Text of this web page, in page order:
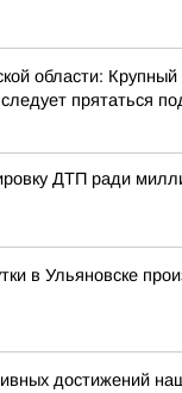
области: Крупный
прятаться
ДТП ради
в Ульяновске
достижений